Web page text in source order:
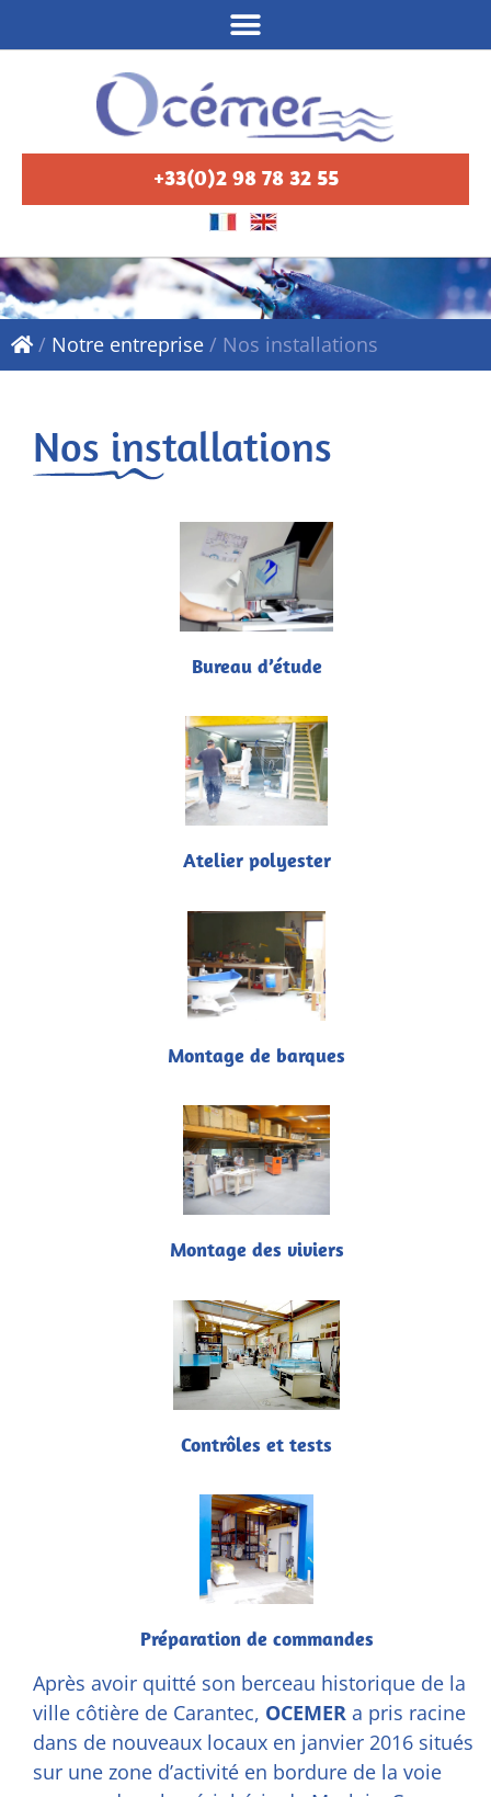
+33(0)2 98 78 32 55
/ Notre entreprise / Nos installations
Nos installations
Bureau d’étude
Atelier polyester
Montage de barques
Montage des viviers
Contrôles et tests
Préparation de commandes
Après avoir quitté son berceau historique de la
ville côtière de Carantec, OCEMER a pris racine
dans de nouveaux locaux en janvier 2016 situés
sur une zone d’activité en bordure de la voie